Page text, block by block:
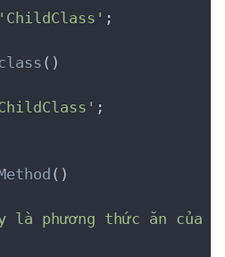
'ChildClass' ;
()
;
()
là phương thức ăn của